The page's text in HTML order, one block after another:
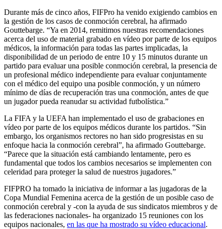
Durante más de cinco años, FIFPro ha venido exigiendo cambios en
la gestión de los casos de conmoción cerebral, ha afirmado
Gouttebarge. “Ya en 2014, remitimos nuestras recomendaciones
acerca del uso de material grabado en vídeo por parte de los equipos
médicos, la información para todas las partes implicadas, la
disponibilidad de un periodo de entre 10 y 15 minutos durante un
partido para evaluar una posible conmoción cerebral, la presencia de
un profesional médico independiente para evaluar conjuntamente
con el médico del equipo una posible conmoción, y un número
mínimo de días de recuperación tras una conmoción, antes de que
un jugador pueda reanudar su actividad futbolística.”
La FIFA y la UEFA han implementado el uso de grabaciones en
vídeo por parte de los equipos médicos durante los partidos. “Sin
embargo, los organismos rectores no han sido progresistas en su
enfoque hacia la conmoción cerebral”, ha afirmado Gouttebarge.
“Parece que la situación está cambiando lentamente, pero es
fundamental que todos los cambios necesarios se implementen con
celeridad para proteger la salud de nuestros jugadores.”
FIFPRO ha tomado la iniciativa de informar a las jugadoras de la
Copa Mundial Femenina acerca de la gestión de un posible caso de
conmoción cerebral y -con la ayuda de sus sindicatos miembros y de
las federaciones nacionales- ha organizado 15 reuniones con los
equipos nacionales, en las que ha mostrado su vídeo educacional.